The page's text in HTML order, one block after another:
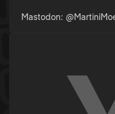
Mastodon: